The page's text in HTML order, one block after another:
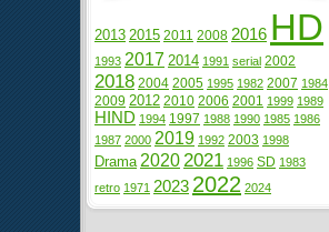
2013 2015 2011 2008 2016 HD
1993 2017 2014 1991 serial 2002
2018 2004 2005 1995 1982 2007 1984
2009 2012 2010 2006 2001 1999 1989
HIND 1994 1997 1988 1990 1985 1986
1987 2000 2019 1992 2003 1998
Drama 2020 2021 1996 SD 1983
retro 1971 2023 2022 2024